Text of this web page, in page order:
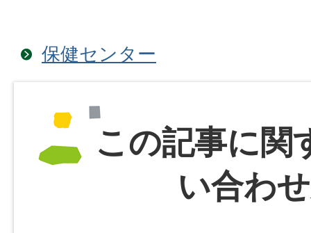
保健センター
この記事に関
い合わ